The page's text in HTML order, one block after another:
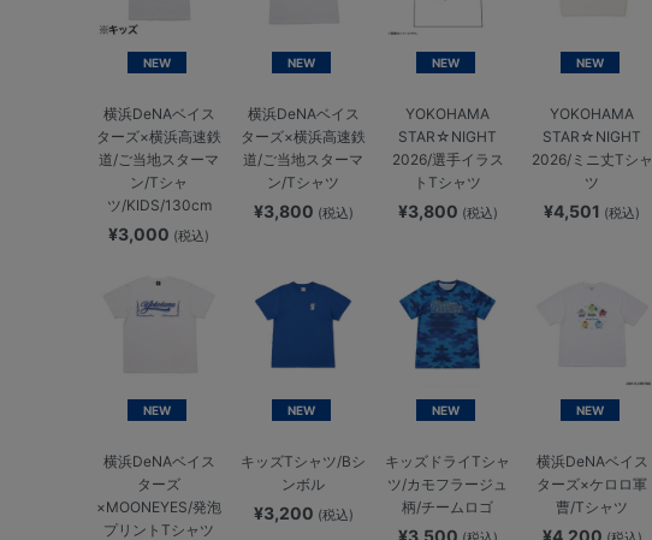
NEW
横浜DeNAベイス
ターズ×横浜高速鉄
道/ご当地スターマ
ン/Tシャ
ツ/KIDS/130cm
¥3,000 (税込)
NEW
横浜DeNAベイス
ターズ×横浜高速鉄
道/ご当地スターマ
ン/Tシャツ
¥3,800 (税込)
NEW
YOKOHAMA
STAR☆NIGHT
2026/選手イラス
トTシャツ
¥3,800 (税込)
NEW
YOKOHAMA
STAR☆NIGHT
2026/ミニ丈Tシャ
ツ
¥4,501 (税込)
NEW
横浜DeNAベイス
ターズ
×MOONEYES/発泡
プリントTシャツ
NEW
キッズTシャツ/Bシ
ンボル
¥3,200 (税込)
NEW
キッズドライTシャ
ツ/カモフラージュ
柄/チームロゴ
¥3,500
NEW
横浜DeNAベイス
ターズ×ケロロ軍
曹/Tシャツ
¥4,200